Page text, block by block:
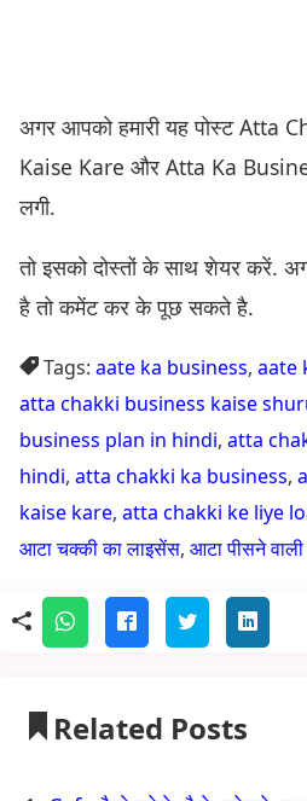
अगर आपको हमारी यह पोस्ट Atta
Kaise Kare और Atta Ka
लगी.
तो इसको दोस्तों के साथ शेयर करें.
है तो कमेंट कर के पूछ सकते है.
Tags: aate ka business, aate
atta chakki business kaise
business plan in hindi, atta
hindi, atta chakki ka business,
kaise kare, atta chakki ke liye
आटा चक्की का लाइसेंस, आटा पीसने
Related Posts